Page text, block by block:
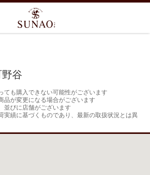
谷
ても購入できない可能性がございます
品が変更になる場合がございます
並びに店舗がございます
実績に基づくものであり、最新の取扱状況とは異